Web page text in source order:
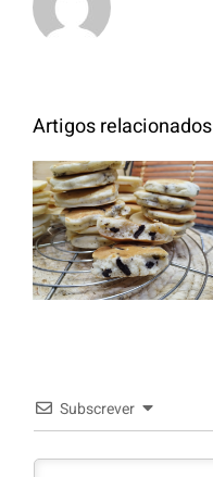
Artigos relacionados
Panquecas
com Oreo
Subscrever